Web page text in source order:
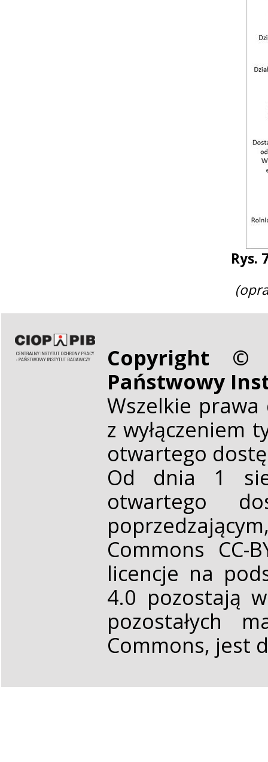
Rys.
Copyright ©
Państwowy
Wszelkie
z wyłączeniem
otwartego
Od dnia 1
otwartego
Commons CC-
licencje na
4.0 pozostają
pozostałych
Commons, jest